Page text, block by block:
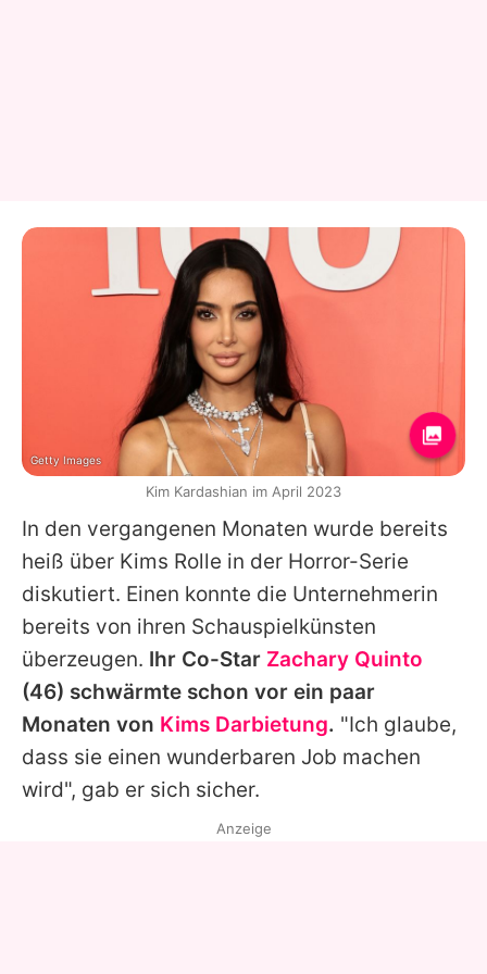
In den vergangenen Monaten wurde bereits
heiß über Kims Rolle in der Horror-Serie
diskutiert. Einen konnte die Unternehmerin
bereits von ihren Schauspielkünsten
überzeugen. Ihr Co-Star Zachary Quinto
(46) schwärmte schon vor ein paar
Monaten von Kims Darbietung. "Ich glaube,
dass sie einen wunderbaren Job machen
wird", gab er sich sicher.
Getty Images
Kim Kardashian im April 2023
Anzeige